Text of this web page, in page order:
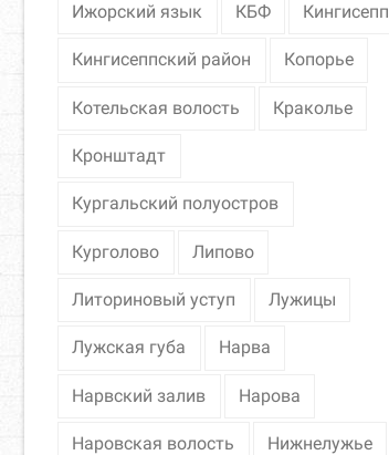
Ижорский язык КБФ Кингисепп
Кингисеппский район Копорье
Котельская волость Краколье
Кронштадт
Кургальский полуостров
Курголово Липово
Литориновый уступ Лужицы
Лужская губа Нарва
Нарвский залив Нарова
Наровская волость Нижнелужье